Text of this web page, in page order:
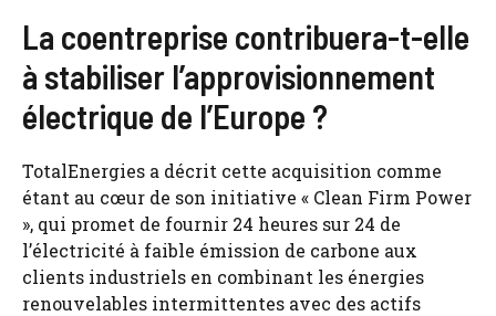
La coentreprise contribuera-t-elle
à stabiliser l’approvisionnement
électrique de l’Europe ?
TotalEnergies a décrit cette acquisition comme
étant au cœur de son initiative « Clean Firm Power
», qui promet de fournir 24 heures sur 24 de
l’électricité à faible émission de carbone aux
clients industriels en combinant les énergies
renouvelables intermittentes avec des actifs